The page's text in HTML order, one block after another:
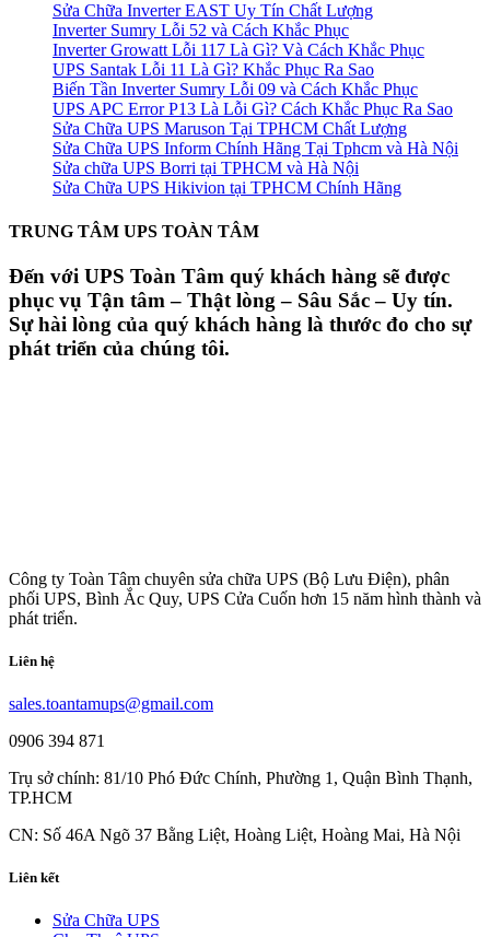
Sửa Chữa Inverter EAST Uy Tín Chất Lượng
Inverter Sumry Lỗi 52 và Cách Khắc Phục
Inverter Growatt Lỗi 117 Là Gì? Và Cách Khắc Phục
UPS Santak Lỗi 11 Là Gì? Khắc Phục Ra Sao
Biến Tần Inverter Sumry Lỗi 09 và Cách Khắc Phục
UPS APC Error P13 Là Lỗi Gì? Cách Khắc Phục Ra Sao
Sửa Chữa UPS Maruson Tại TPHCM Chất Lượng
Sửa Chữa UPS Inform Chính Hãng Tại Tphcm và Hà Nội
Sửa chữa UPS Borri tại TPHCM và Hà Nội
Sửa Chữa UPS Hikivion tại TPHCM Chính Hãng
TRUNG TÂM UPS TOÀN TÂM
Đến với UPS Toàn Tâm quý khách hàng sẽ được
phục vụ Tận tâm – Thật lòng – Sâu Sắc – Uy tín.
Sự hài lòng của quý khách hàng là thước đo cho sự
phát triển của chúng tôi.
Công ty Toàn Tâm chuyên sửa chữa UPS (Bộ Lưu Điện), phân
phối UPS, Bình Ắc Quy, UPS Cửa Cuốn hơn 15 năm hình thành và
phát triển.
Liên hệ
sales.toantamups@gmail.com
0906 394 871
Trụ sở chính: 81/10 Phó Đức Chính, Phường 1, Quận Bình Thạnh,
TP.HCM
CN: Số 46A Ngõ 37 Bằng Liệt, Hoàng Liệt, Hoàng Mai, Hà Nội
Liên kết
Sửa Chữa UPS